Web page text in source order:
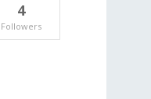
4
Followers